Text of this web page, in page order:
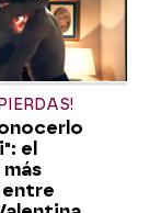
el
entre